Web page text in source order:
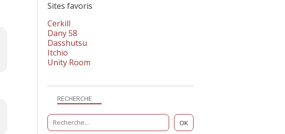
RECHERCHE
Sites favoris
Cerkill
Dany 58
Dasshutsu
Itchio
Unity Room